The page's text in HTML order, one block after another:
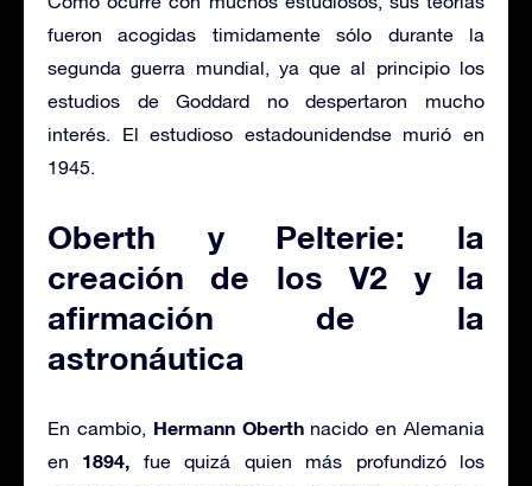
fueron acogidas timidamente sólo durante la
segunda guerra mundial, ya que al principio los
estudios de Goddard no despertaron mucho
interés. El estudioso estadounidendse murió en
1945.
Oberth y Pelterie: la
creación de los V2 y la
afirmación de la
astronáutica
En cambio, Hermann Oberthnacido en Alemania
en 1894, fue quizá quien más profundizó los